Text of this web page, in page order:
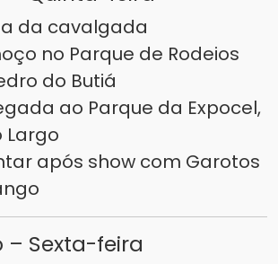
da cavalgada
no Parque de Rodeios
do Butiá
ao Parque da Expocel,
Largo
após show com Garotos
– Sexta-feira